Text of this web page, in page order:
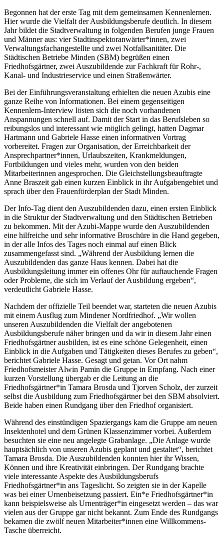
Begonnen hat der erste Tag mit dem gemeinsamen Kennenlernen.
Hier wurde die Vielfalt der Ausbildungsberufe deutlich. In diesem
Jahr bildet die Stadtverwaltung in folgenden Berufen junge Frauen
und Männer aus: vier Stadtinspektoranwärter*innen, zwei
Verwaltungsfachangestellte und zwei Notfallsanitäter. Die
Städtischen Betriebe Minden (SBM) begrüßen einen
Friedhofsgärtner, zwei Auszubildende zur Fachkraft für Rohr-,
Kanal- und Industrieservice und einen Straßenwärter.
Bei der Einführungsveranstaltung erhielten die neuen Azubis eine
ganze Reihe von Informationen. Bei einem gegenseitigen
Kennenlern-Interview lösten sich die noch vorhandenen
Anspannungen schnell auf. Damit der Start in das Berufsleben so
reibungslos und interessant wie möglich gelingt, hatten Dagmar
Hartmann und Gabriele Hasse einen informativen Vortrag
vorbereitet. Fragen zur Organisation, der Erreichbarkeit der
Ansprechpartner*innen, Urlaubszeiten, Krankmeldungen,
Fortbildungen und vieles mehr, wurden von den beiden
Mitarbeiterinnen angesprochen. Die Gleichstellungsbeauftragte
Anne Braszeit gab einen kurzen Einblick in ihr Aufgabengebiet und
sprach über den Frauenförderplan der Stadt Minden.
Der Info-Tag dient den Auszubildenden dazu, einen ersten Einblick
in die Struktur der Stadtverwaltung und den Städtischen Betrieben
zu bekommen. Mit der Azubi-Mappe wurde den Auszubildenden
eine hilfreiche und sehr informative Broschüre in die Hand gegeben,
in der alle Infos des Tages noch einmal auf einen Blick
zusammengefasst sind. „Während der Ausbildung lernen die
Auszubildenden das ganze Haus kennen. Dabei hat die
Ausbildungsleitung immer ein offenes Ohr für auftauchende Fragen
oder Probleme, die sich im Verlauf der Ausbildung ergeben“,
verdeutlicht Gabriele Hasse.
Nachdem der offizielle Teil beendet war, starteten die neuen Azubis
mit einem Ausflug zum Mindener Nordfriedhof. „Wir wollen
unseren Auszubildenden die Vielfalt der angebotenen
Ausbildungsberufe näher bringen und da wir in diesem Jahr einen
Friedhofsgärtner ausbilden, ist es eine schöne Gelegenheit, einen
Einblick in die Aufgaben und Tätigkeiten dieses Berufes zu geben“,
berichtet Gabriele Hasse. Gesagt und getan. Vor Ort nahm
Friedhofsmeister Alwin Pamin die Gruppe in Empfang. Nach einer
kurzen Vorstellung übergab er die Leitung an die
Friedhofsgärtner*in Tamara Brosda und Tjorven Scholz, der zurzeit
selbst die Ausbildung zum Friedhofsgärtner bei den SBM absolviert.
Beide haben einen Rundgang über den Friedhof organisiert.
Während des einstündigen Spaziergangs kam die Gruppe am neuen
Insektenhotel und dem Grünen Klassenzimmer vorbei. Außerdem
besuchten sie eine neu angelegte Grabanlage. „Die Anlage wurde
hauptsächlich von unseren Azubis geplant und gestaltet“, berichtet
Tamara Brosda. Die Auszubildenden konnten hier ihr Wissen,
Können und ihre Kreativität einbringen. Der Rundgang brachte
viele interessante Aspekte des Ausbildungsberufs
Friedhofsgärtner*in ans Tageslicht. So zeigten sie in der Kapelle
was bei einer Urnenbeisetzung passiert. Ein*e Friedhofsgärtner*in
kann beispielsweise als Urnenträger*in eingesetzt werden – das war
vielen aus der Gruppe gar nicht bekannt. Zum Ende des Rundgangs
bekamen die zwölf neuen Mitarbeiter*innen eine Willkommens-
Tasche überreicht.